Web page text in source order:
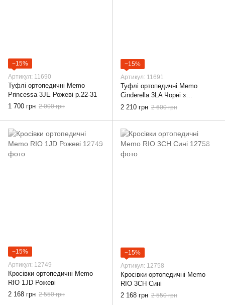
−15%
Артикул: 11690
Туфлі ортопедичні Memo
Princessa 3JE Рожеві р.22-31
1 700 грн 2 000 грн
−15%
Артикул: 11691
Туфлі ортопедичні Memo
Cinderella 3LA Чорні з
лакованими носиками
2 210 грн 2 600 грн
−15%
Артикул: 12749
Кросівки ортопедичні Memo
RIO 1JD Рожеві
2 168 грн 2 550 грн
−15%
Артикул: 12758
Кросівки ортопедичні Memo
RIO 3CH Сині
2 168 грн 2 550 грн